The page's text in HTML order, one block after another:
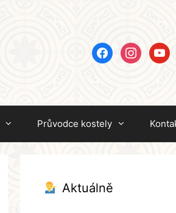
facebookinstagram
Průvodce kostely
Aktuálně